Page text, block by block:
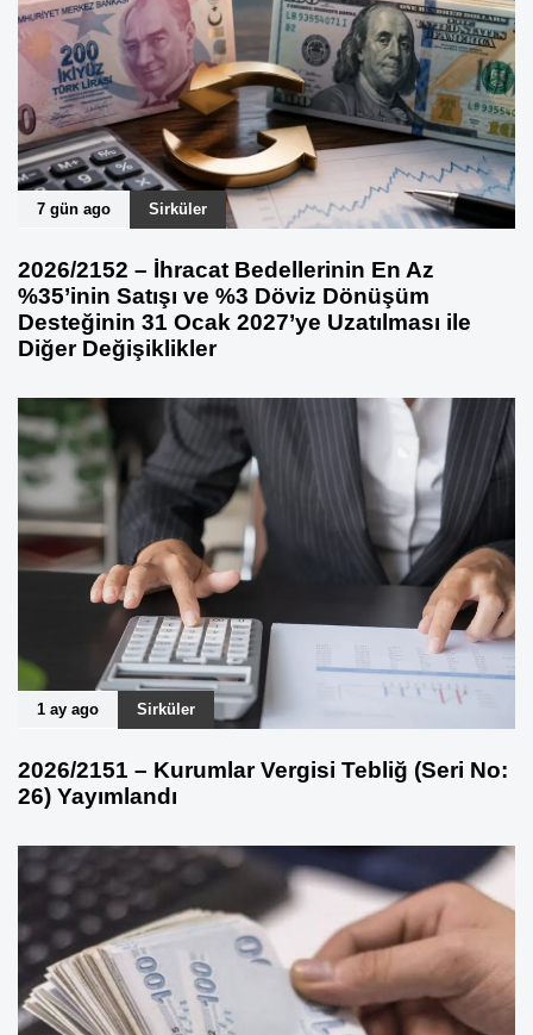
7 gün ago Sirküler
2026/2152 – İhracat Bedellerinin En Az
%35’inin Satışı ve %3 Döviz Dönüşüm
Desteğinin 31 Ocak 2027’ye Uzatılması ile
Diğer Değişiklikler
1 ay ago Sirküler
2026/2151 – Kurumlar Vergisi Tebliğ (Seri No:
26) Yayımlandı